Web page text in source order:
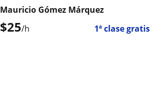
$25/h 1ª clase gratis
Mauricio Gómez Márquez